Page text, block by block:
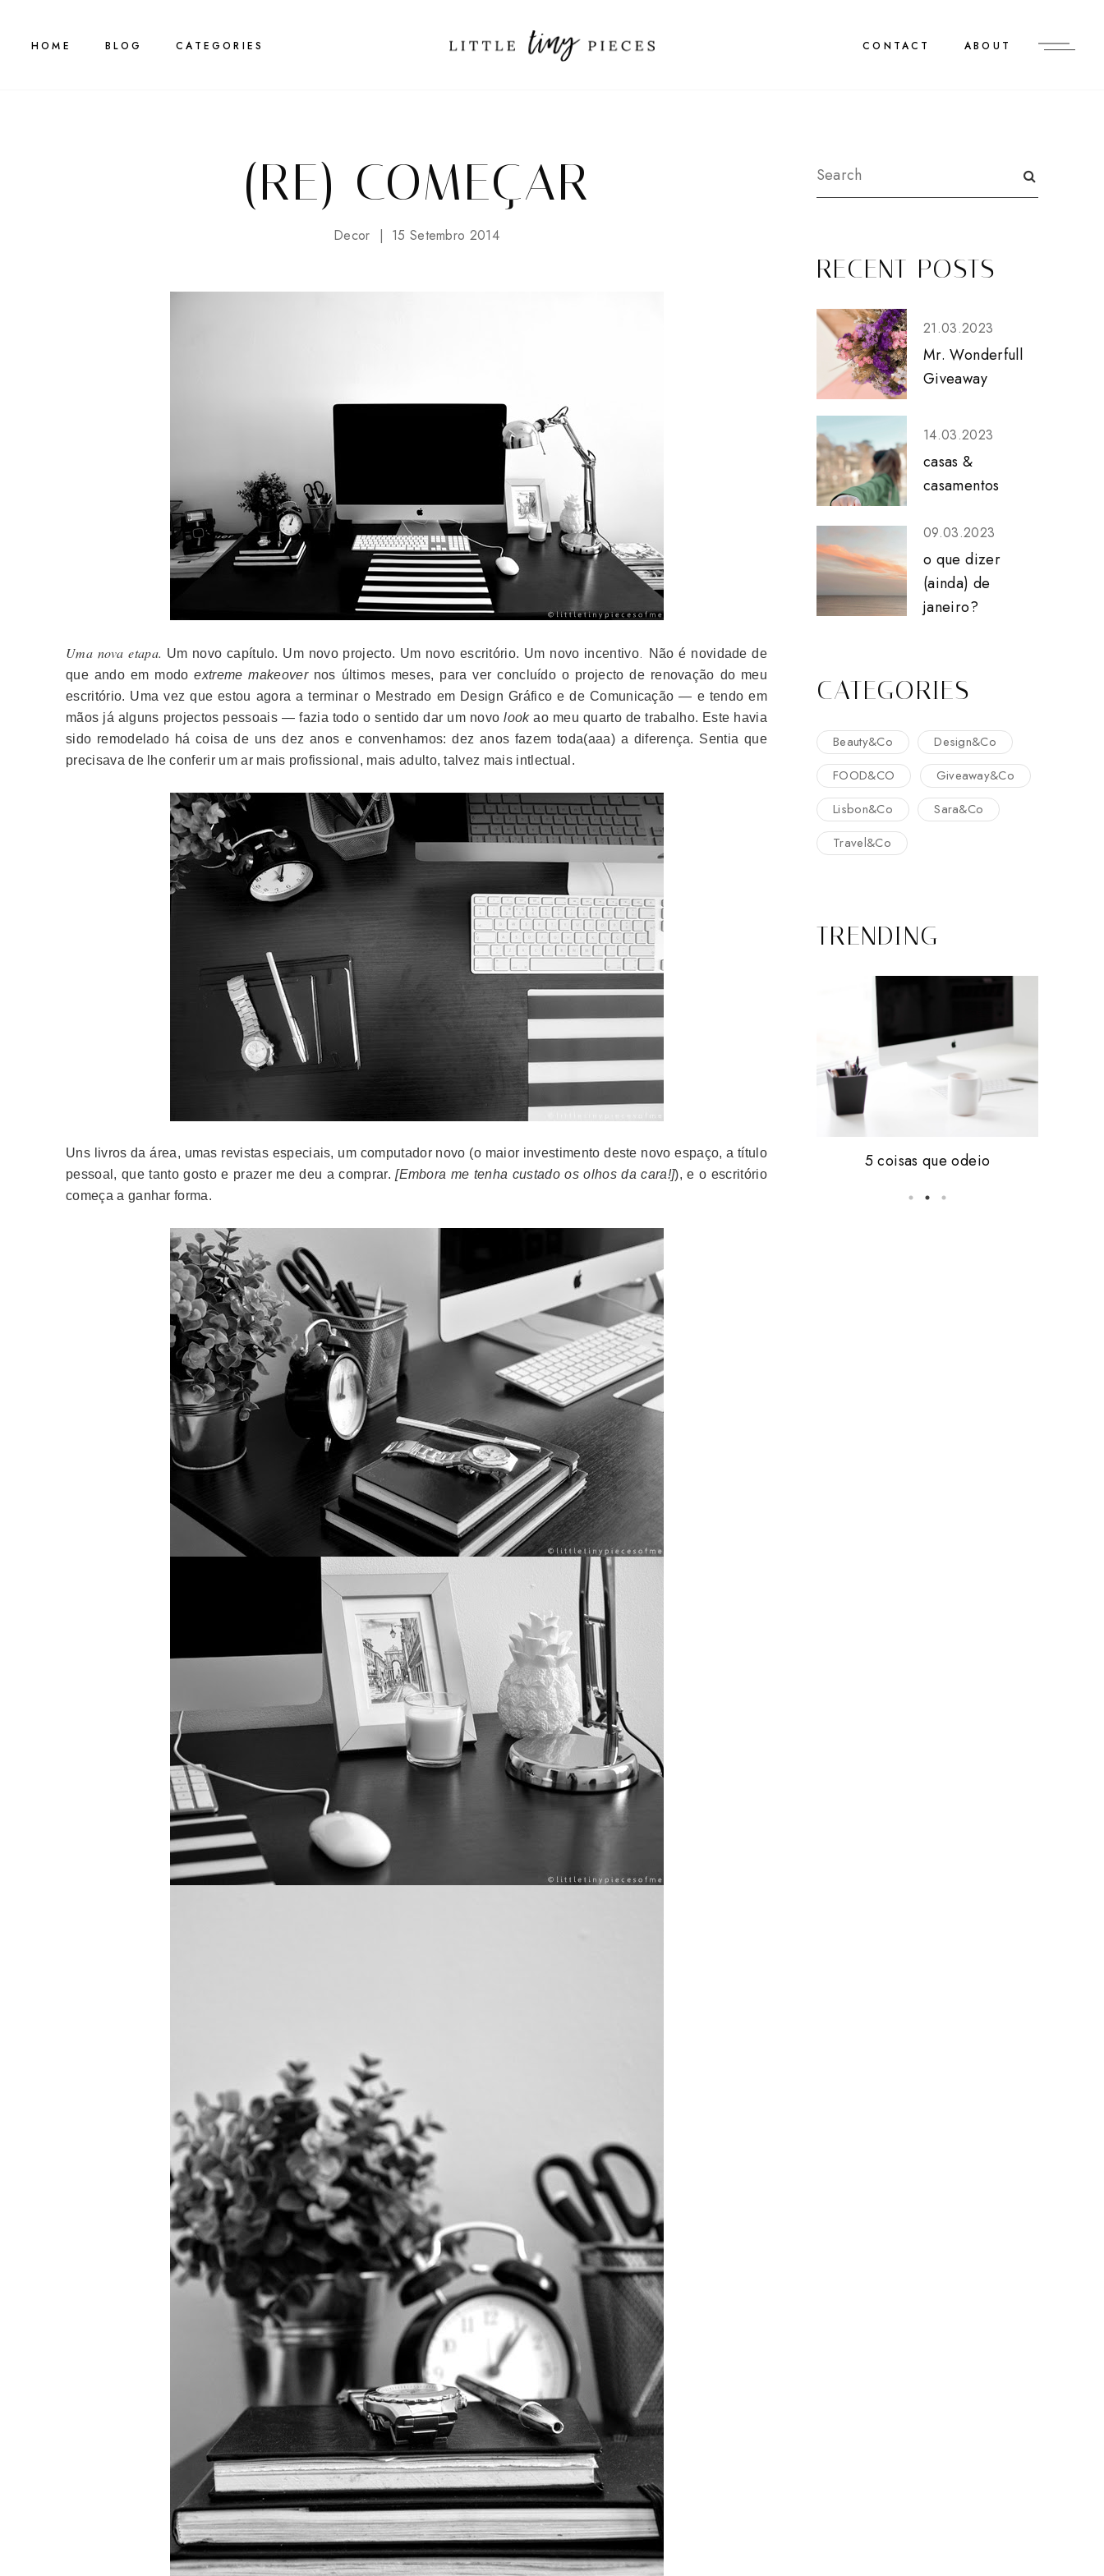
HOME BLOG CATEGORIES CONTACT ABOUT
(RE) COMEÇAR
Decor 15 Setembro 2014
Uma nova etapa. Um novo capítulo. Um novo projecto. Um novo escritório. Um novo incentivo.
Não é novidade de
que ando em modoextreme makeovernos últimos meses, para ver concluído o projecto de renovação do meu
escritório. Uma vez que estou agora a terminar o Mestrado em Design Gráfico e de Comunicação— e tendo em
mãos já alguns projectos pessoais — fazia todo o sentido dar um novolookao meu quarto de trabalho. Este havia
sido remodelado há coisa de uns dez anos e convenhamos: dez anos fazem toda(aaa) a diferença. Sentia que
precisava de lhe conferir um ar mais profissional, mais adulto, talvez mais intlectual.
Uns livros da área, umas revistas especiais, um computador novo (o maior investimento deste novo espaço, a título
pessoal, que tanto gosto e prazer me deu a comprar.[Embora me tenha custado os olhos da cara!]), e o escritório
começa a ganhar forma.
RECENT POSTS
21.03.2023
Mr. Wonderfull
Giveaway
14.03.2023
casas &
casamentos
09.03.2023
o que dizer
(ainda) de
janeiro?
CATEGORIES
Beauty&Co
Design&Co
FOOD&CO
Giveaway&Co
Lisbon&Co
Sara&Co
Travel&Co
TRENDING
vale tudo.
5 coisas que odeio
Friday, i'm in love #16